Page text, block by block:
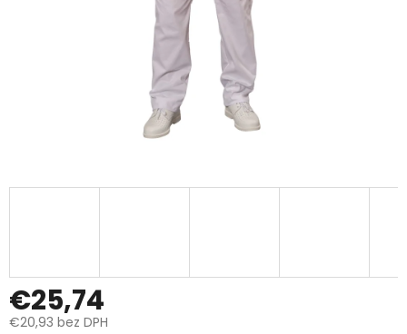
€25,74
€20,93 bez DPH